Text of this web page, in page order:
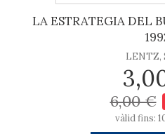
LA ESTRATEGIA DEL
LENTZ,
6,00 €
vàlid fins: